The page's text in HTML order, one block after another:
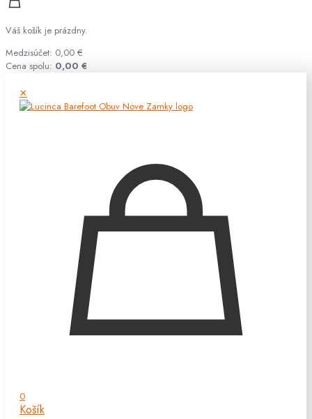
Váš košík je prázdny.
Medzisúčet: 0,00 €
Cena spolu: 0,00 €
✕
0
Košík